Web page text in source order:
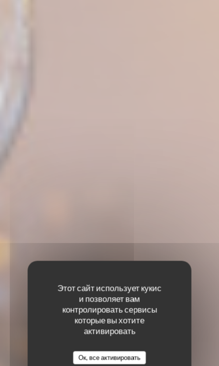
Этот сайт использует кукис
и позволяет вам
контролировать сервисы
которые вы хотите
активировать
Ок, все активировать